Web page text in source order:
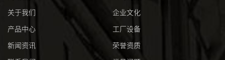
关于我们
产品中心
新闻资讯
企业文化
工厂设备
荣誉资质